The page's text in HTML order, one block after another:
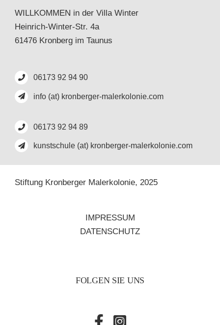
WILLKOMMEN in der Villa Winter
Heinrich-Winter-Str. 4a
61476 Kronberg im Taunus
06173 92 94 90
info (at) kronberger-malerkolonie.com
06173 92 94 89
kunstschule (at) kronberger-malerkolonie.com
Stiftung Kronberger Malerkolonie, 2025
IMPRESSUM
DATENSCHUTZ
FOLGEN SIE UNS